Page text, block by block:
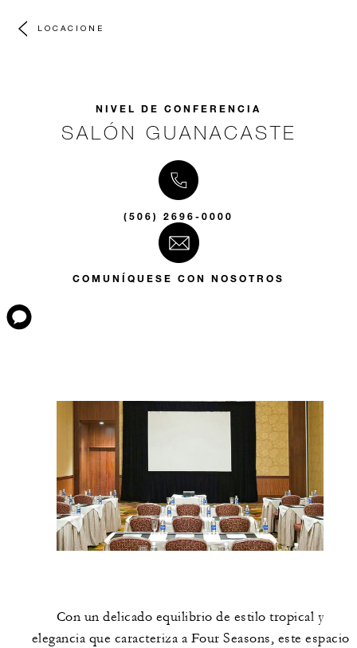
LOCACIONE
NIVEL DE CONFERENCIA
SALÓN GUANACASTE
(506) 2696-0000
COMUNÍQUESE CON NOSOTROS
Con un delicado equilibrio de estilo tropical y
elegancia que caracteriza a Four Seasons, este espacio